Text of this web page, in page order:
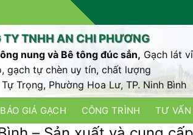
TY TNHH AN CHI PHƯƠNG
nung và Bê tông đúc sẳn, Gạch lát
gạch tự chèn uy tín, chất lượng
Trọng, Phường Hoa Lư, TP. Ninh Bình
GIÁ GẠCH CÔNG TRÌNH TƯ VẤN